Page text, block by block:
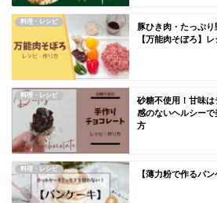
料理・レシピ
豚ひき肉・たっぷ
【万能肉そぼろ】
料理・レシピ
砂糖不使用！甘味
感のないヘルシー
方
料理・レシピ
【薄力粉で作るパ